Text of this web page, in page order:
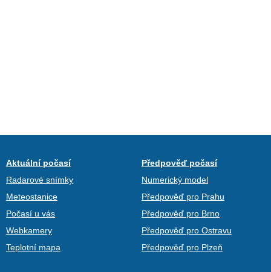
Aktuální počasí
Radarové snímky
Meteostanice
Počasí u vás
Webkamery
Teplotní mapa
Předpověď počasí
Numerický model
Předpověď pro Prahu
Předpověď pro Brno
Předpověď pro Ostravu
Předpověď pro Plzeň